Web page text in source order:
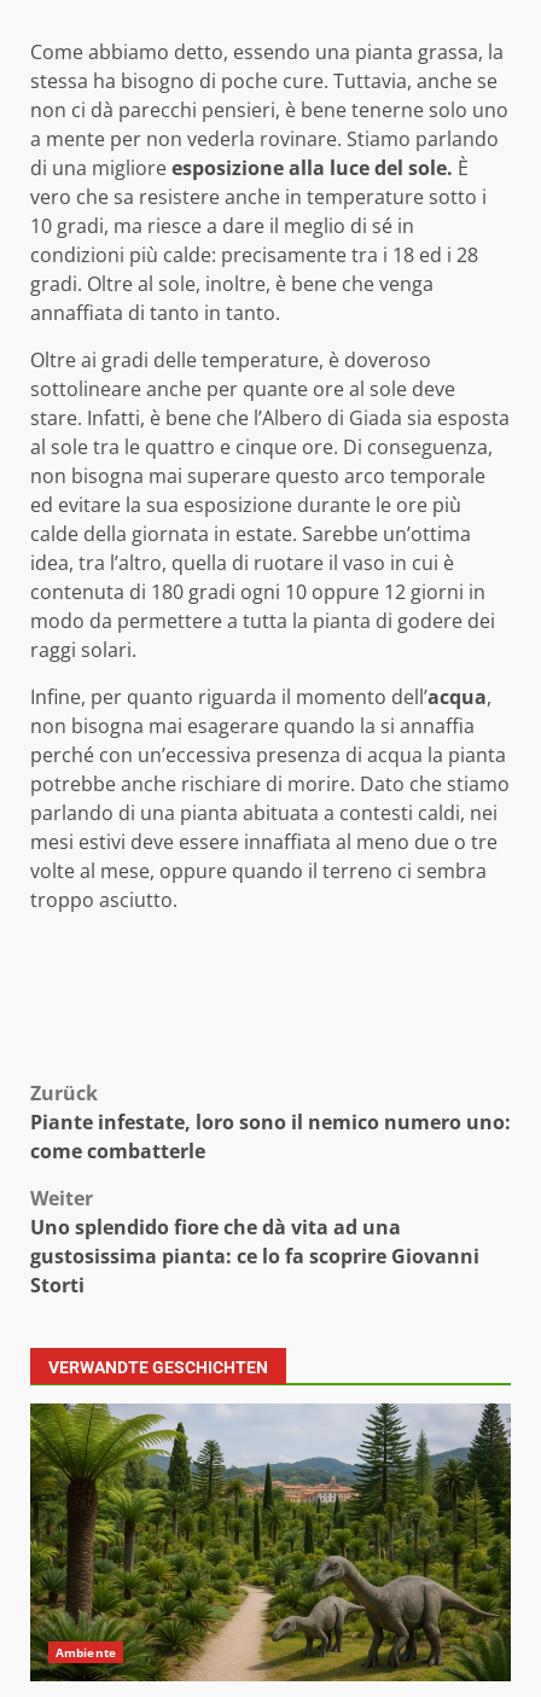
Come abbiamo detto, essendo una pianta grassa, la
stessa ha bisogno di poche cure. Tuttavia, anche se
non ci dà parecchi pensieri, è bene tenerne solo uno
a mente per non vederla rovinare. Stiamo parlando
di una miglioreesposizione alla luce del sole. È
vero che sa resistere anche in temperature sotto i
10 gradi, ma riesce a dare il meglio di sé in
condizioni più calde: precisamente tra i 18 ed i 28
gradi. Oltre al sole, inoltre, è bene che venga
annaffiata di tanto in tanto.
Oltre ai gradi delle temperature, è doveroso
sottolineare anche per quante ore al sole deve
stare. Infatti, è bene che l’Albero di Giada sia esposta
al sole tra le quattro e cinque ore. Di conseguenza,
non bisogna mai superare questo arco temporale
ed evitare la sua esposizione durante le ore più
calde della giornata in estate. Sarebbe un’ottima
idea, tra l’altro, quella di ruotare il vaso in cui è
contenuta di 180 gradi ogni 10 oppure 12 giorni in
modo da permettere a tutta la pianta di godere dei
raggi solari.
Infine, per quanto riguarda il momento dell’acqua,
non bisogna mai esagerare quando la si annaffia
perché con un’eccessiva presenza di acqua la pianta
potrebbe anche rischiare di morire. Dato che stiamo
parlando di una pianta abituata a contesti caldi, nei
mesi estivi deve essere innaffiata al meno due o tre
volte al mese, oppure quando il terreno ci sembra
troppo asciutto.
Beitragsnavigation
Zurück
Piante infestate, loro sono il nemico numero uno:
come combatterle
Weiter
Uno splendido fiore che dà vita ad una
gustosissima pianta: ce lo fa scoprire Giovanni
Storti
VERWANDTE GESCHICHTEN
Ambiente